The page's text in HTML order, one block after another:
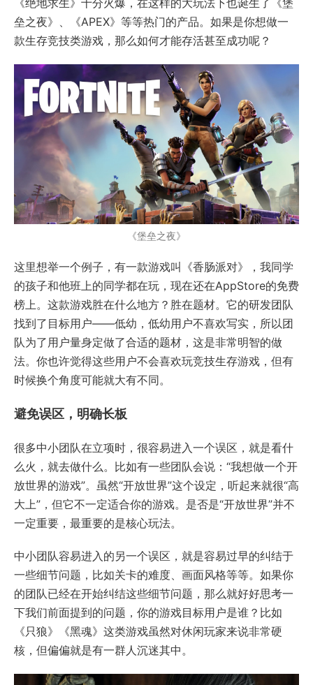
垒之夜》、《APEX》等等热门的产品。如果是你想做一
款生存竞技类游戏，那么如何才能存活甚至成功呢？
《堡垒之夜》
这里想举一个例子，有一款游戏叫《香肠派对》，我同学
的孩子和他班上的同学都在玩，现在还在AppStore的免费
榜上。这款游戏胜在什么地方？胜在题材。它的研发团队
找到了目标用户——低幼，低幼用户不喜欢写实，所以团
队为了用户量身定做了合适的题材，这是非常明智的做
法。你也许觉得这些用户不会喜欢玩竞技生存游戏，但有
时候换个角度可能就大有不同。
避免误区，明确长板
很多中小团队在立项时，很容易进入一个误区，就是看什
么火，就去做什么。比如有一些团队会说：“我想做一个开
放世界的游戏”。虽然“开放世界”这个设定，听起来就很“高
大上”，但它不一定适合你的游戏。是否是“开放世界”并不
一定重要，最重要的是核心玩法。
中小团队容易进入的另一个误区，就是容易过早的纠结于
一些细节问题，比如关卡的难度、画面风格等等。如果你
的团队已经在开始纠结这些细节问题，那么就好好思考一
下我们前面提到的问题，你的游戏目标用户是谁？比如
《只狼》《黑魂》这类游戏虽然对休闲玩家来说非常硬
核，但偏偏就是有一群人沉迷其中。